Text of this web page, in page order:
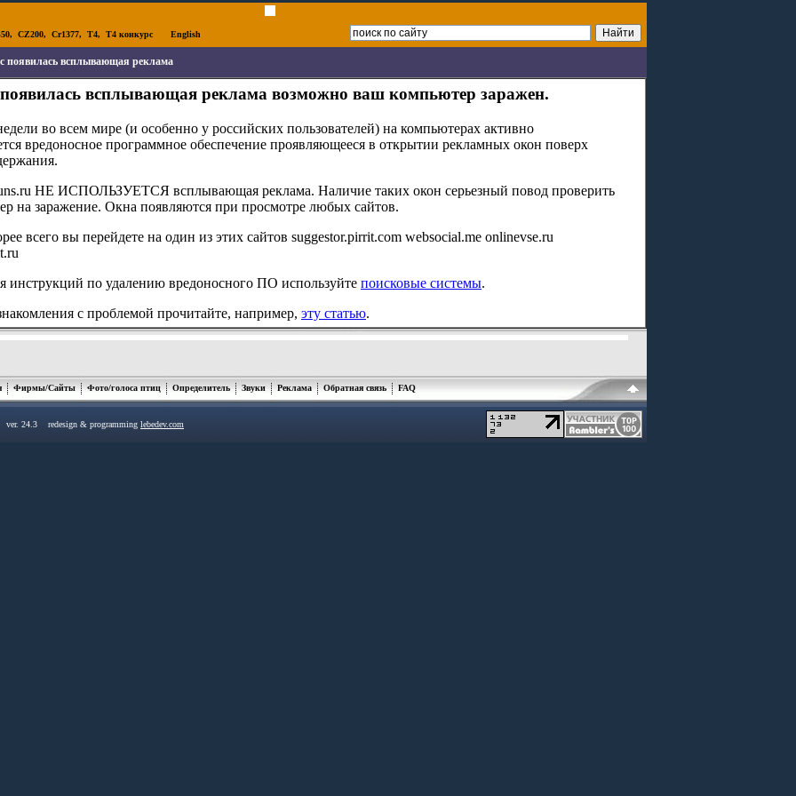
, CZ200, Cr1377, T4, T4 конкурс English
появилась всплывающая реклама
всплывающая реклама возможно ваш компьютер заражен.
во всем мире (и особенно у российских пользователей) на компьютерах активно
вредоносное программное обеспечение проявляющееся в открытии рекламных окон поверх
НЕ ИСПОЛЬЗУЕТСЯ всплывающая реклама. Наличие таких окон серьезный повод проверить
на заражение. Окна появляются при просмотре любых сайтов.
всего вы перейдете на один из этих сайтов suggestor.pirrit.com websocial.me onlinevse.ru
инструкций по удалению вредоносного ПО используйте поисковые системы.
с проблемой прочитайте, например, эту статью.
Фирмы/Сайты Фото/голоса птиц Определитель Звуки Реклама Обратная связь FAQ
ver. 24.3 redesign & programming lebedev.com